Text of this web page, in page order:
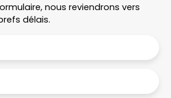
nous reviendrons vers
délais.